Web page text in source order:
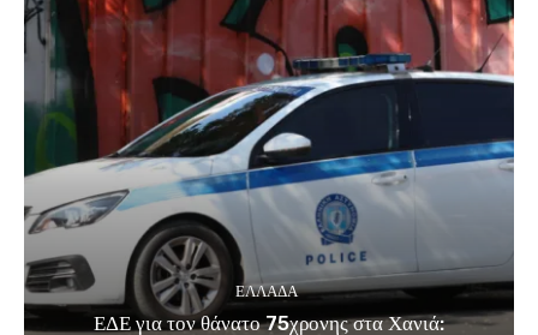
ΕΛΛΑΔΑ
ΕΔΕ για τον θάνατο 75χρονης στα Χανιά: